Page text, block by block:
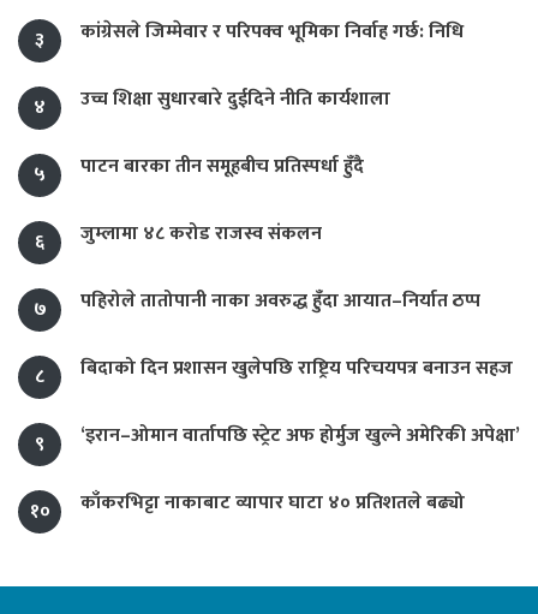
३
कांग्रेसले जिम्मेवार र परिपक्व भूमिका निर्वाह गर्छ: निधि
४ उच्च शिक्षा सुधारबारे दुईदिने नीति कार्यशाला
५ पाटन बारका तीन समूहबीच प्रतिस्पर्धा हुँदै
६ जुम्लामा ४८ करोड राजस्व संकलन
७ पहिरोले तातोपानी नाका अवरुद्ध हुँदा आयात–निर्यात ठप्प
८ बिदाको दिन प्रशासन खुलेपछि राष्ट्रिय परिचयपत्र बनाउन सहज
९ ‘इरान–ओमान वार्तापछि स्ट्रेट अफ होर्मुज खुल्ने अमेरिकी अपेक्षा’
१० काँकरभिट्टा नाकाबाट व्यापार घाटा ४० प्रतिशतले बढ्यो